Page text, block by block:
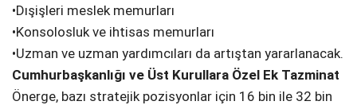
•Dışişleri meslek memurları
•Konsolosluk ve ihtisas memurları
•Uzman ve uzman yardımcıları da artıştan yararlanacak.
Cumhurbaşkanlığı ve Üst Kurullara Özel Ek Tazminat
Önerge, bazı stratejik pozisyonlar için 16 bin ile 32 bin